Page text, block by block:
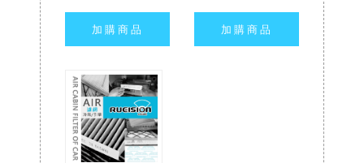
加購商品 加購商品